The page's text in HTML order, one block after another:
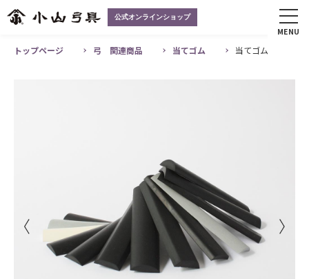
MENU
公式オンラインショップ
トップページ 弓 関連商品 当てゴム 当てゴム